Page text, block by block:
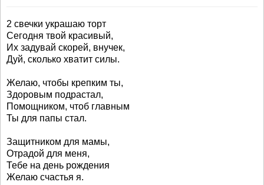
2 свечки украшаю торт
Сегодня твой красивый,
Их задувай скорей, внучек,
Дуй, сколько хватит силы.
Желаю, чтобы крепким ты,
Здоровым подрастал,
Помощником, чтоб главным
Ты для папы стал.
Защитником для мамы,
Отрадой для меня,
Тебе на день рождения
Желаю счастья я.